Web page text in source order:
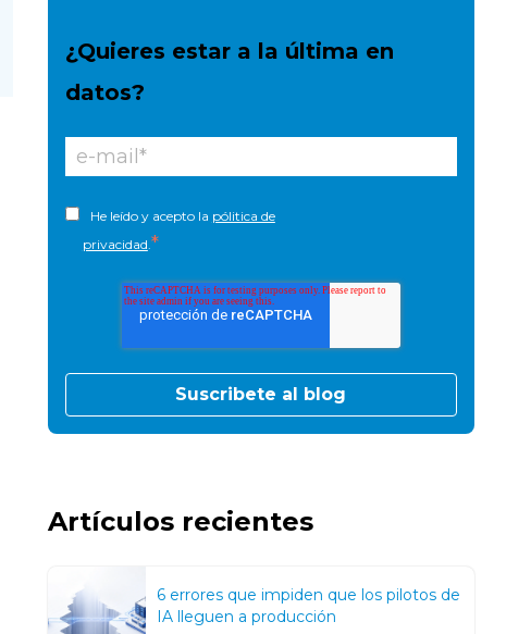
¿Quieres estar a la última en
datos?
He leído y acepto la pólitica de
privacidad *
Artículos recientes
6 errores que impiden que los pilotos de
IA lleguen a producción